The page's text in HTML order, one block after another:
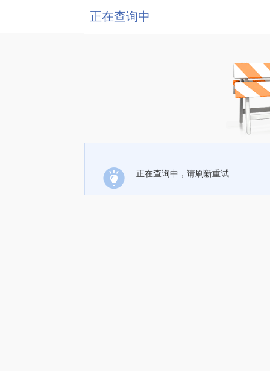
正在查询中
正在查询中，请刷新重试